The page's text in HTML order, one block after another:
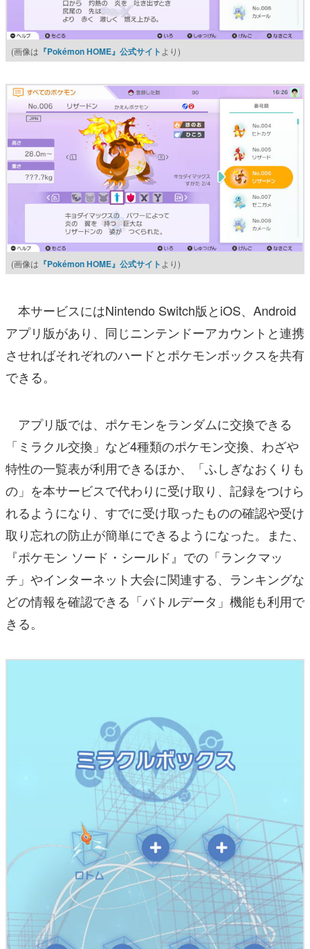
(画像は 『Pokémon HOME』公式サイト より)
(画像は 『Pokémon HOME』公式サイト より)
本サービスにはNintendo Switch版とiOS、Android
アプリ版があり、同じニンテンドーアカウントと連携
させればそれぞれのハードとポケモンボックスを共有
できる。
アプリ版では、ポケモンをランダムに交換できる
「ミラクル交換」など4種類のポケモン交換、わざや
特性の一覧表が利用できるほか、「ふしぎなおくりも
の」を本サービスで代わりに受け取り、記録をつけら
れるようになり、すでに受け取ったものの確認や受け
取り忘れの防止が簡単にできるようになった。また、
『ポケモン ソード・シールド』での「ランクマッ
チ」やインターネット大会に関連する、ランキングな
どの情報を確認できる「バトルデータ」機能も利用で
きる。